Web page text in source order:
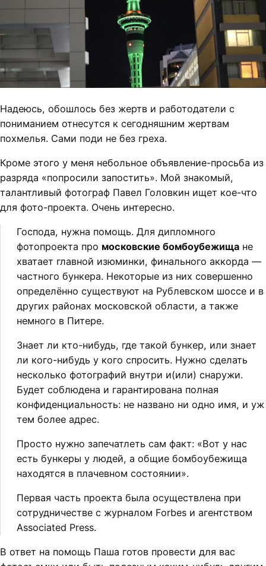
Надеюсь, обошлось без жертв и работодатели с
пониманием отнесутся к сегодняшним жертвам
похмелья. Сами поди не без греха.
Кроме этого у меня небольное объявление-просьба из
разряда «попросили запостить». Мой знакомый,
талантливый фотограф Павел Головкин ищет кое-что
для фото-проекта. Очень интересно.
Господа, нужна помощь. Для дипломного
фотопроекта про московские бомбоубежищане
хватает главной изюминки, финального аккорда —
частного бункера. Некоторые из них совершенно
определённо существуют на Рублевском шоссе и в
других районах московской области, а также
немного в Питере.
Знает ли кто-нибудь, где такой бункер, или знает
ли кого-нибудь у кого спросить. Нужно сделать
несколько фотографий внутри и(или) снаружи.
Будет соблюдена и гарантирована полная
конфиденциальность: не названо ни одно имя, и уж
тем более адрес.
Просто нужно запечатлеть сам факт: «Вот у нас
есть бункеры у людей, а общие бомбоубежища
находятся в плачевном состоянии».
Первая часть проекта была осуществлена при
сотрудничестве с журналом Forbes и агентством
Associated Press.
В ответ на помощь Паша готов провести для вас